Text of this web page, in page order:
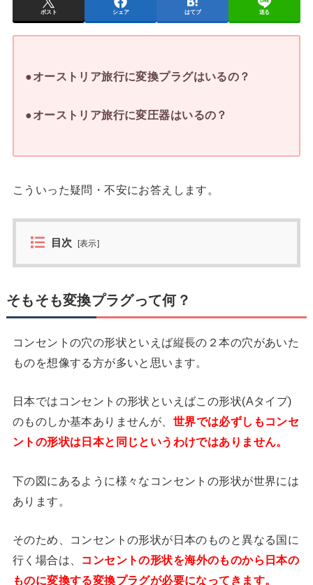
ポスト シェア はてブ 送る
●オーストリア旅行に変換プラグはいるの？
●オーストリア旅行に変圧器はいるの？
こういった疑問・不安にお答えします。
目次 [表示]
そもそも変換プラグって何？
コンセントの穴の形状といえば縦長の２本の穴があいた
ものを想像する方が多いと思います。
日本ではコンセントの形状といえばこの形状(Aタイプ)
のものしか基本ありませんが、 世界では必ずしもコンセ
ントの形状は日本と同じというわけではありません。
下の図にあるように様々なコンセントの形状が世界には
あります。
そのため、コンセントの形状が日本のものと異なる国に
行く場合は、 コンセントの形状を海外のものから日本の
ものに変換する変換プラグが必要になってきます。